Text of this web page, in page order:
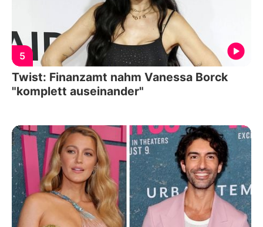
5
Twist: Finanzamt nahm Vanessa Borck
"komplett auseinander"